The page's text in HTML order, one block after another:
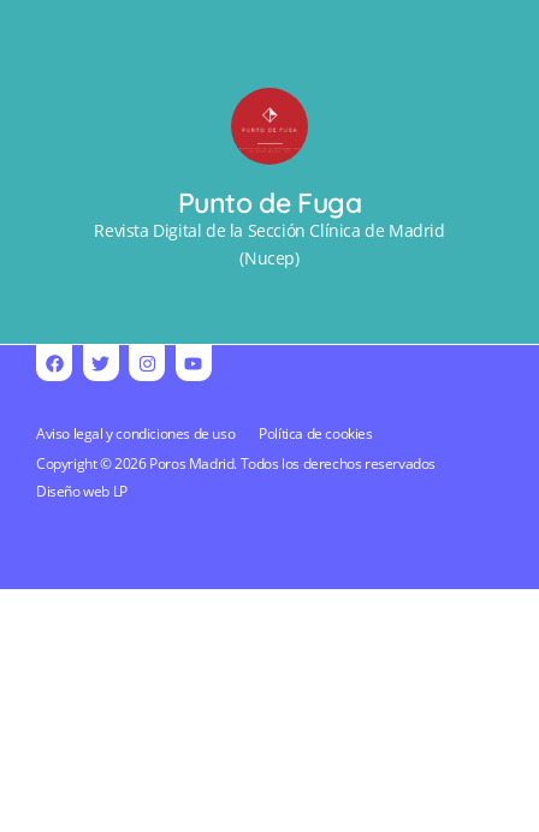
Punto de Fuga
Revista Digital de la Sección Clínica de Madrid
(Nucep)
Aviso legal y condiciones de uso
Política de cookies
Copyright © 2026 Poros Madrid. Todos los derechos reservados
Diseño web LP